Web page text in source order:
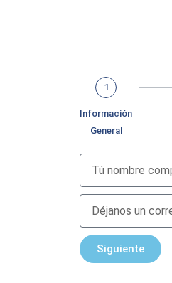
1
Información
General
electrónico
Siguiente